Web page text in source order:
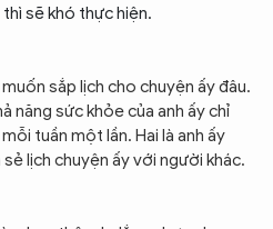
sẽ khó thực hiện.
sắp lịch cho chuyện ấy đâu.
năng sức khỏe của anh ấy chỉ
tuần một lần. Hai là anh ấy
lịch chuyện ấy với người khác.